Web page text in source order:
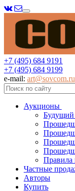
Меню
+7 (495) 684 9191
+7 (495) 684 9199
e-mail: art@sovcom.ru
Аукционы
Будущий
Правила
Частные
Авторы
Купить